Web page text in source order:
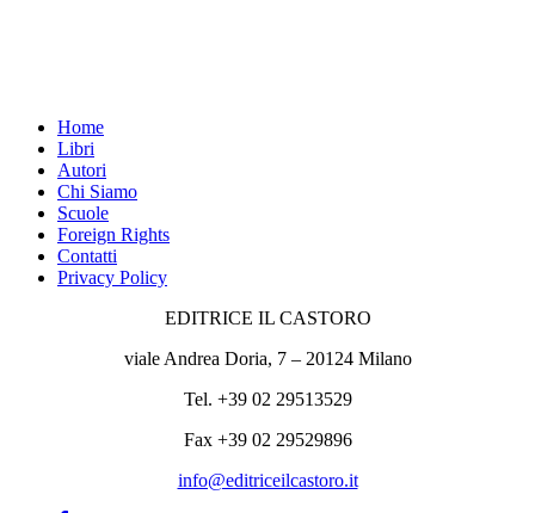
Home
Libri
Autori
Chi Siamo
Scuole
Foreign Rights
Contatti
Privacy Policy
EDITRICE IL CASTORO
viale Andrea Doria, 7 – 20124 Milano
Tel. +39 02 29513529
Fax +39 02 29529896
info@editriceilcastoro.it